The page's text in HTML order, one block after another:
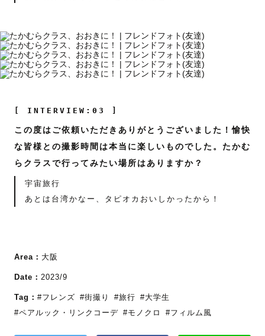
[ INTERVIEW:03 ]
この度はご依頼いただきありがとうございました！愉快
な皆様との撮影時間は本当に楽しいものでした。たかむ
らクラスで行ってみたい場所はありますか？
宇宙旅行
あとは台湾かなー、タピオカおいしかったから！
Area： 大阪
Date： 2023/9
Tag： #フレンズ #街撮り #旅行 #大学生
#ペアルック・リンクコーデ #モノクロ #フィルム風